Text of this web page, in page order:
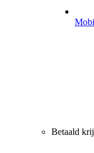
Betaald